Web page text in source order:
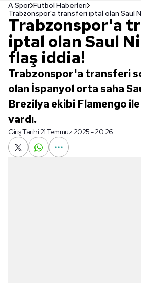
A Spor Futbol Haberleri
Trabzonspor'a transferi iptal olan Saul
Trabzonspor'a
iptal olan Saul
flaş iddia!
Trabzonspor'a transferi
olan İspanyol orta saha
Brezilya ekibi Flamengo
vardı.
Giriş Tarihi:21 Temmuz 2025 - 20:26